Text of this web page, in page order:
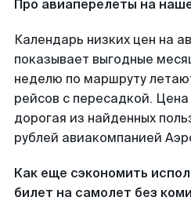
Про авиаперелеты на
Календарь низких цен на
показывает выгодные
неделю по маршруту
рейсов с пересадкой.
дорогая из найденных
рублей авиакомпанией
Как еще сэкономить
билет на самолет без